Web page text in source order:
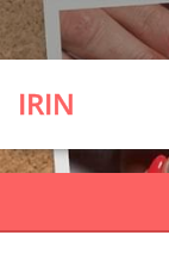
IRIN